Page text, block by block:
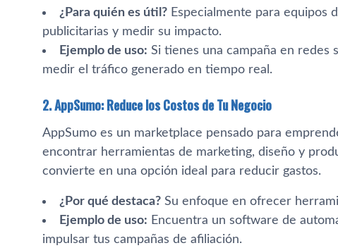
¿Para quién es útil? Especialmente para equipos
publicitarias y medir su impacto.
Ejemplo de uso: Si tienes una campaña en redes
medir el tráfico generado en tiempo real.
2. AppSumo: Reduce los Costos de Tu Negocio
AppSumo es un marketplace pensado para
encontrar herramientas de marketing, diseño y
convierte en una opción ideal para reducir gastos.
¿Por qué destaca? Su enfoque en ofrecer
Ejemplo de uso: Encuentra un software de
impulsar tus campañas de afiliación.